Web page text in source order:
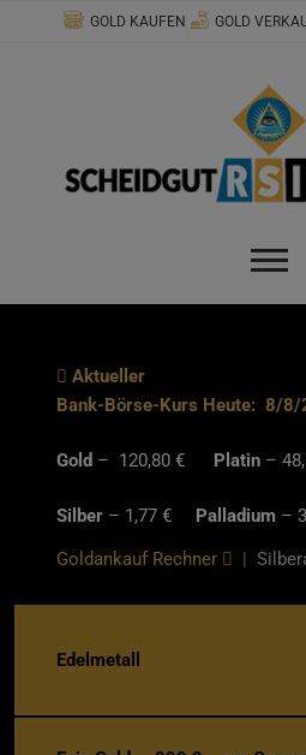
GOLD KAUFEN GOLD
Aktueller
Bank-Börse-Kurs Heute: 8/8/
Gold – 120,80 € Platin –
Silber – 1,77 € Palladium –
Goldankauf Rechner
|
Edelmetall